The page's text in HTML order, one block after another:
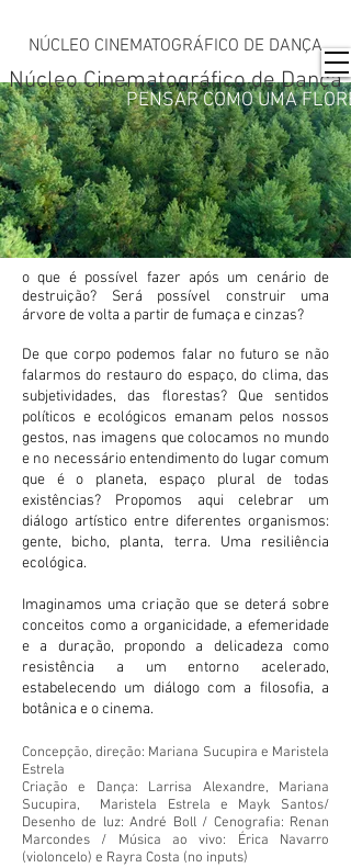
Núcleo Cinematográfico de Dança
NÚCLEO CINEMATOGRÁFICO DE DANÇA
PENSAR COMO UMA
o que é possível fazer após um cenário de
destruição? Será possível construir uma
árvore de volta a partir de fumaça e cinzas?
De que corpo podemos falar no futuro se não
falarmos do restauro do espaço, do clima, das
subjetividades, das florestas? Que sentidos
políticos e ecológicos emanam pelos nossos
gestos, nas imagens que colocamos no mundo
e no necessário entendimento do lugar comum
que é o planeta, espaço plural de todas
existências? Propomos aqui celebrar um
diálogo artístico entre diferentes organismos:
gente, bicho, planta, terra. Uma resiliência
ecológica.
Imaginamos uma criação que se deterá sobre
conceitos como a organicidade, a efeme­ridade
e a duração, propondo a delicadeza como
resistência a um entorno acelerado,
estabelecendo um diálogo com a filosofia, a
botânica e o cinema.
Concepção, direção: Mariana Sucupira e Maristela
Estrela
Criação e Dança: Larrisa Alexandre, Mariana
Sucupira, Maristela Estrela e Mayk Santos/
Desenho de luz: André Boll / Cenografia: Renan
Marcondes / Música ao vivo: Érica Navarro
(violoncelo) e Rayra Costa (no inputs)